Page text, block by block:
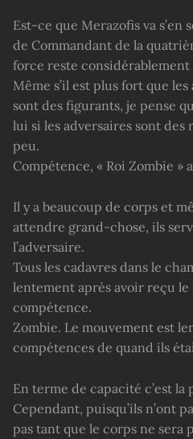
Est-ce que Merazofis va s’en
de Commandant de la
force reste
Même s’il est plus fort que
sont des figurants, je pense
lui si les adversaires sont des
peu.
Compétence, « Roi Zombie »
Il y a beaucoup de corps et
attendre grand-chose, ils
l’adversaire.
Tous les cadavres dans le
lentement après avoir reçu le
compétence.
Zombie. Le mouvement est
compétences de quand ils
En terme de capacité c’est la
Cependant, puisqu’ils n’ont
pas tant que le corps ne